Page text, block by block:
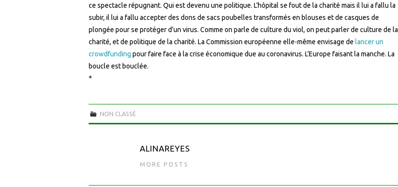
ce spectacle répugnant. Qui est devenu une politique. L’hôpital se fout de la charité mais il lui a fallu la
subir, il lui a fallu accepter des dons de sacs poubelles transformés en blouses et de casques de
plongée pour se protéger d’un virus. Comme on parle de culture du viol, on peut parler de culture de la
charité, et de politique de la charité. La Commission européenne elle-même envisage de lancer un
crowdfunding pour faire face à la crise économique due au coronavirus. L’Europe faisant la manche. La
boucle est bouclée.
*
NON CLASSÉ
ALINAREYES
MORE POSTS